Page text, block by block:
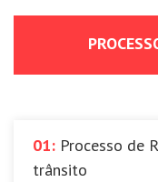
01: Processo de
trânsito